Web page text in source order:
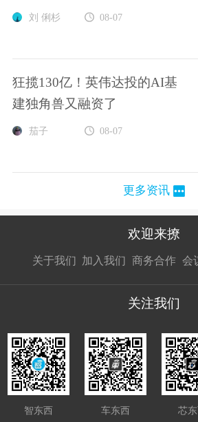
刘 俐杉 08-07
狂揽130亿！英伟达投的AI基
建独角兽又融资了
茄子 08-07
更多资讯
欢迎来撩
关于我们 加入我们
接扔简历
商务合作
接开聊
会
关注我们
智东西 车东西 芯